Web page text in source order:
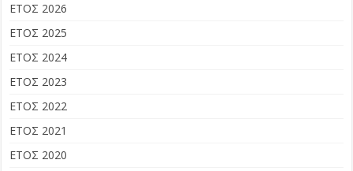
ΕΤΟΣ 2026
ΕΤΟΣ 2025
ΕΤΟΣ 2024
ΕΤΟΣ 2023
ΕΤΟΣ 2022
ΕΤΟΣ 2021
ΕΤΟΣ 2020